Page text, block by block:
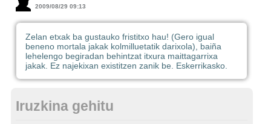
2009/08/29 09:13
Zelan etxak ba gustauko fristitxo hau! (Gero igual
beneno mortala jakak kolmilluetatik darixola), baiña
lehelengo begiradan behintzat itxura maittagarrixa
jakak. Ez najekixan existitzen zanik be. Eskerrikasko.
Iruzkina gehitu